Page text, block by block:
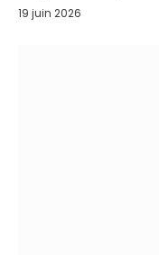
19 juin 2026